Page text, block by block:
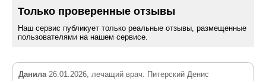
Только проверенные отзывы
Наш сервис публикует только реальные отзывы, размещенные
пользователями на нашем сервисе.
Данила26.01.2026, лечащий врач: Питерский Денис